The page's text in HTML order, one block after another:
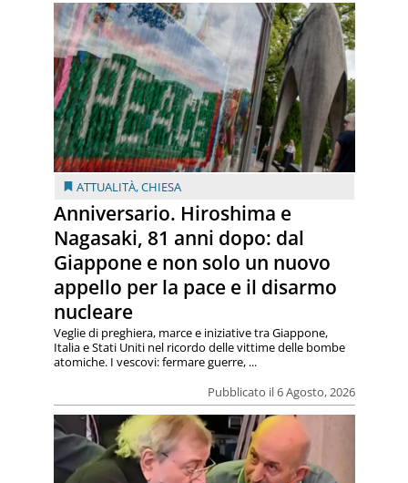
ATTUALITÀ,CHIESA
Anniversario. Hiroshima e
Nagasaki, 81 anni dopo: dal
Giappone e non solo un nuovo
appello per la pace e il disarmo
nucleare
Pubblicato il 6 Agosto, 2026
Veglie di preghiera, marce e iniziative tra Giappone,
Italia e Stati Uniti nel ricordo delle vittime delle bombe
atomiche. I vescovi: fermare guerre, ...